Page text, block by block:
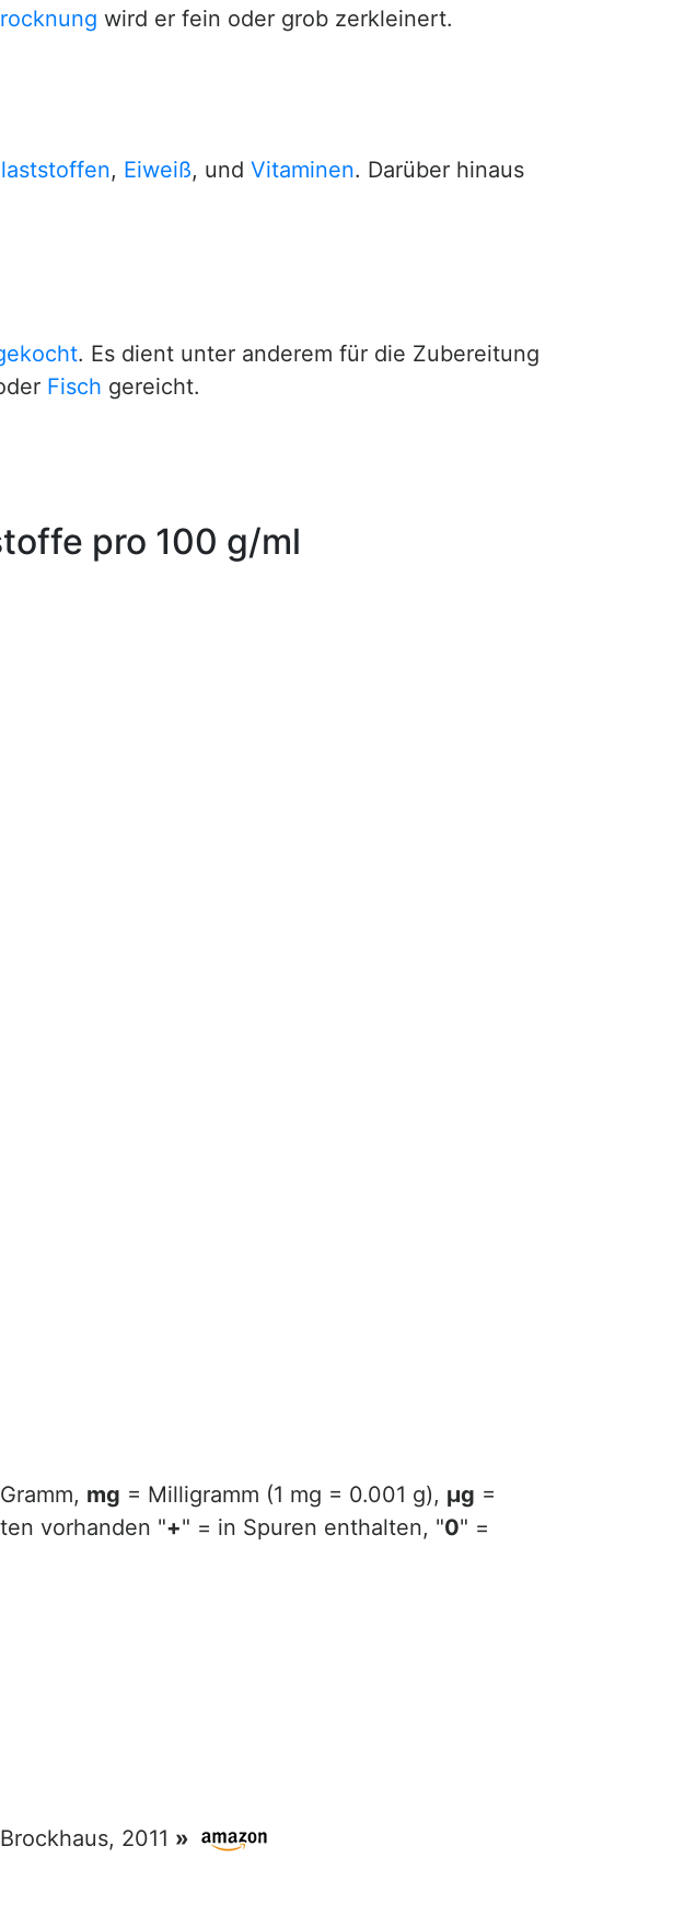
wird er fein oder grob zerkleinert.
, Eiweiß, und Vitaminen. Darüber hinaus
. Es dient unter anderem für die Zubereitung
Fisch gereicht.
pro 100 g/ml
mg = Milligramm (1 mg = 0.001 g), µg =
vorhanden "+" = in Spuren enthalten, "0" =
2011 »